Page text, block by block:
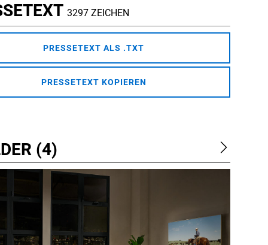
3297 ZEICHEN
PRESSETEXT ALS .TXT
PRESSETEXT KOPIEREN
(4)